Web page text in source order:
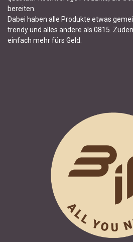
bereiten.
Dabei haben alle Produkte etwas
trendy und alles andere als 0815.
einfach mehr fürs Geld.